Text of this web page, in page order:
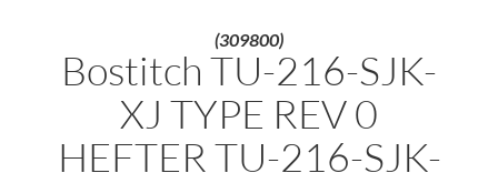
(309800)
Bostitch TU-216-SJK-
XJ TYPE REV 0
HEFTER TU-216-SJK-